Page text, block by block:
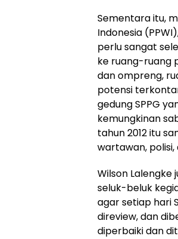
Sementara itu,
Indonesia
perlu sangat
ke ruang-ruang
dan ompreng,
potensi
gedung SPPG
kemungkinan
tahun 2012 itu
wartawan,
Wilson
seluk-beluk
agar setiap hari
direview, dan
diperbaiki dan